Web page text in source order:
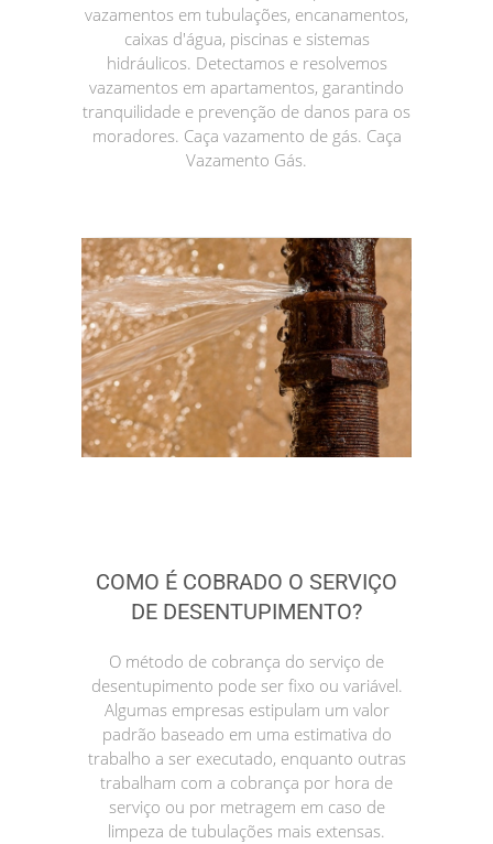
vazamentos em tubulações, encanamentos,
caixas d'água, piscinas e sistemas
hidráulicos. Detectamos e resolvemos
vazamentos em apartamentos, garantindo
tranquilidade e prevenção de danos para os
moradores. Caça vazamento de gás. Caça
Vazamento Gás.
COMO É COBRADO O SERVIÇO
DE DESENTUPIMENTO?
O método de cobrança do serviço de
desentupimento pode ser fixo ou variável.
Algumas empresas estipulam um valor
padrão baseado em uma estimativa do
trabalho a ser executado, enquanto outras
trabalham com a cobrança por hora de
serviço ou por metragem em caso de
limpeza de tubulações mais extensas.